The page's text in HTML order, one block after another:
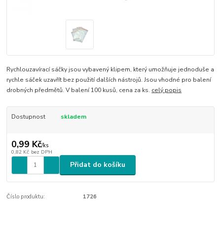
Rychlouzavírací sáčky jsou vybavený klipem, který umožňuje jednoduše a
rychle sáček uzavřít bez použití dalších nástrojů. Jsou vhodné pro balení
drobných předmětů. V balení 100 kusů, cena za ks. celý popis
Dostupnost skladem
0,99 Kč/ks
0,82 Kč bez DPH
Přidat do košíku
Číslo produktu: 1726